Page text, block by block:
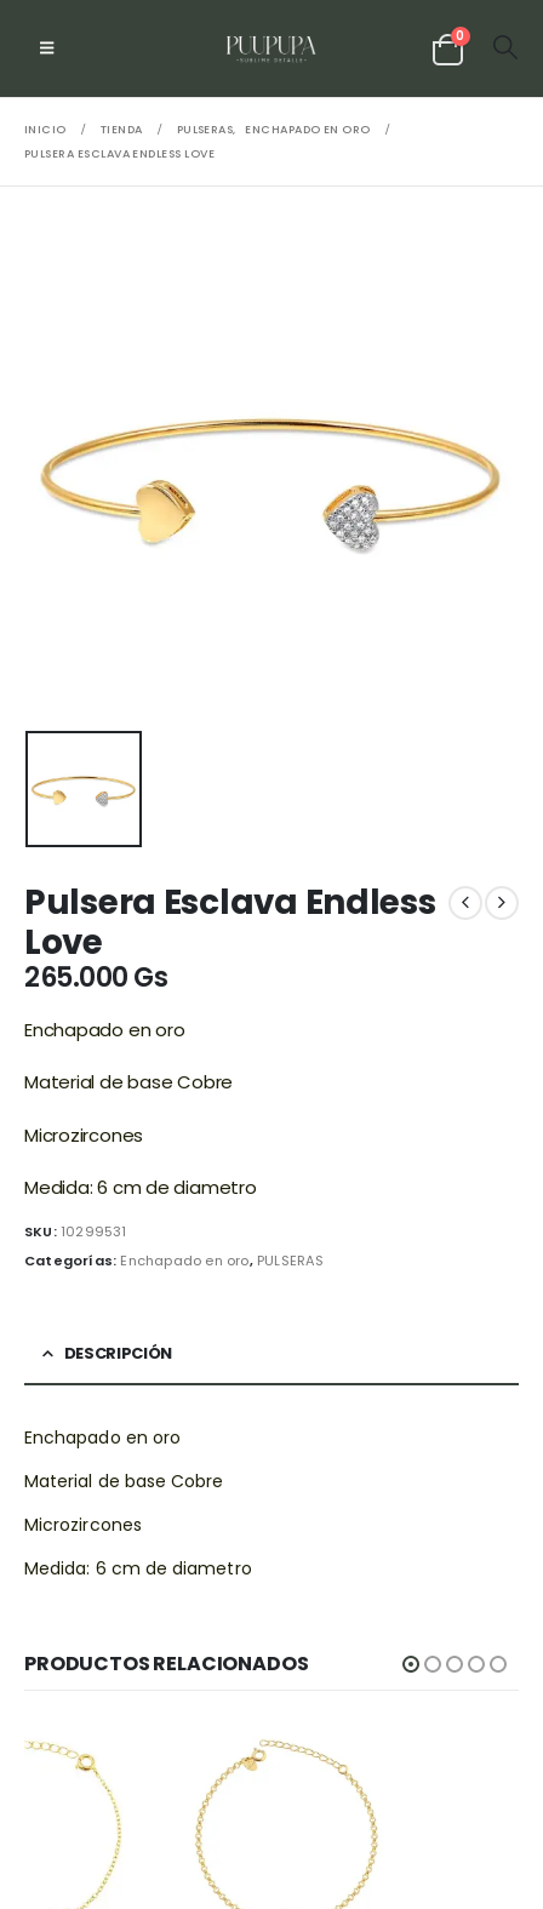
0
INICIO TIENDA PULSERAS,
ENCHAPADO EN ORO
PULSERA ESCLAVA ENDLESS LOVE
Pulsera Esclava Endless
Love
265.000Gs
Enchapado en oro
Material de base Cobre
Microzircones
Medida: 6 cm de diametro
SKU: 10299531
Categorías: Enchapado en oro, PULSERAS
DESCRIPCIÓN
Enchapado en oro
Material de base Cobre
Microzircones
Medida: 6 cm de diametro
PRODUCTOS RELACIONADOS